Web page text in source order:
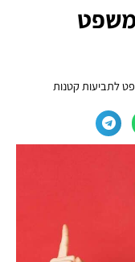
לתביעות קטנות